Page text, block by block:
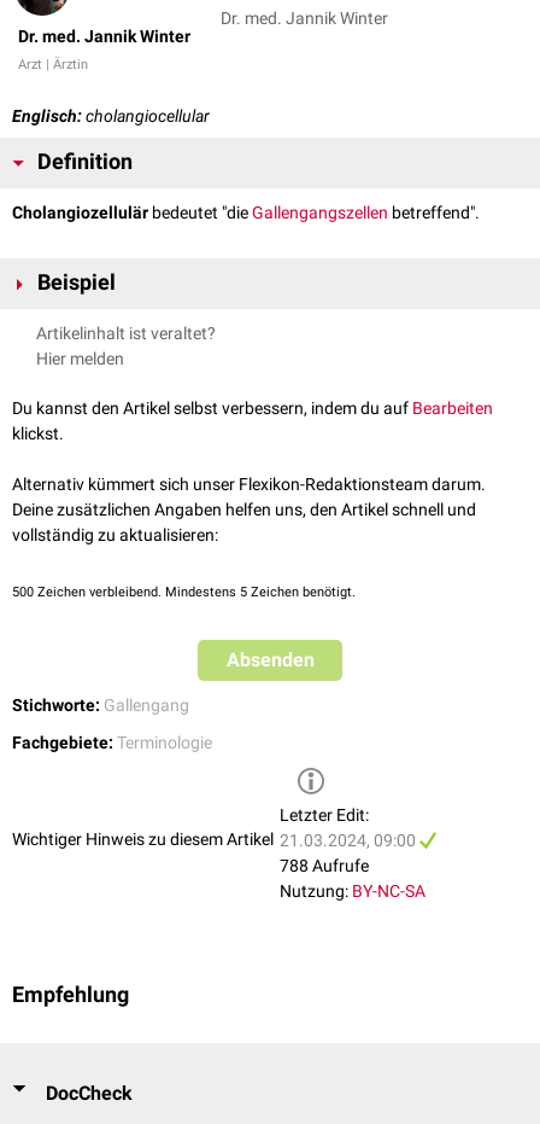
Dr. med. Jannik Winter
Arzt | Ärztin
Dr. med. Jannik Winter
Englisch:cholangiocellular
Definition
Cholangiozellulär bedeutet "dieGallengangszellen betreffend".
Beispiel
cholangiozelluläres Karzinom
Artikelinhalt ist veraltet?
Hier melden
Du kannst den Artikel selbst verbessern, indem du auf Bearbeiten
klickst.
Alternativ kümmert sich unser Flexikon-Redaktionsteam darum.
Deine zusätzlichen Angaben helfen uns, den Artikel schnell und
vollständig zu aktualisieren:
500 Zeichen verbleibend. Mindestens 5 Zeichen benötigt.
Absenden
Stichworte: Gallengang
Fachgebiete: Terminologie
Wichtiger Hinweis zu diesem Artikel
Letzter Edit:
21.03.2024, 09:00
788 Aufrufe
Nutzung: BY-NC-SA
Empfehlung
DocCheck